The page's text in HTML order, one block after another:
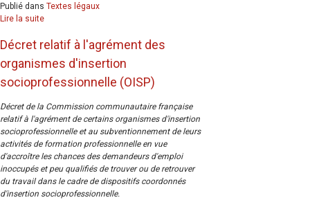
Publié dans Textes légaux
Lire la suite
Décret relatif à l'agrément des
organismes d'insertion
socioprofessionnelle (OISP)
Décret de la Commission communautaire française
relatif à l'agrément de certains organismes d'insertion
socioprofessionnelle et au subventionnement de leurs
activités de formation professionnelle en vue
d'accroître les chances des demandeurs d'emploi
inoccupés et peu qualifiés de trouver ou de retrouver
du travail dans le cadre de dispositifs coordonnés
d'insertion socioprofessionnelle.